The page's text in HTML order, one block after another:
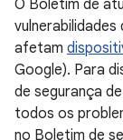
O Boletim de
afetam
Google). Para
de segurança
todos os
no Boletim de